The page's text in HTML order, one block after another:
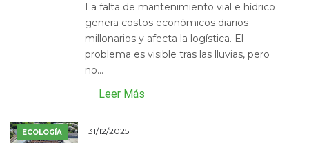
La falta de mantenimiento vial e hídrico
genera costos económicos diarios
millonarios y afecta la logística. El
problema es visible tras las lluvias, pero
no...
Leer Más
ECOLOGÍA 31/12/2025